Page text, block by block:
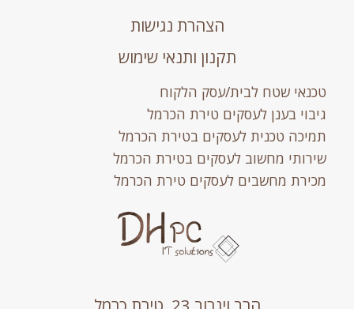
הצהרת נגישות
תקנון ותנאי שימוש
טכנאי שטח לבית/עסק הלקוח
גיבוי בענן לעסקים טירת הכרמל
תמיכה טכנית לעסקים בטירת הכרמל
שירותי מחשוב לעסקים בטירת הכרמל
מכירת מחשבים לעסקים טירת הכרמל